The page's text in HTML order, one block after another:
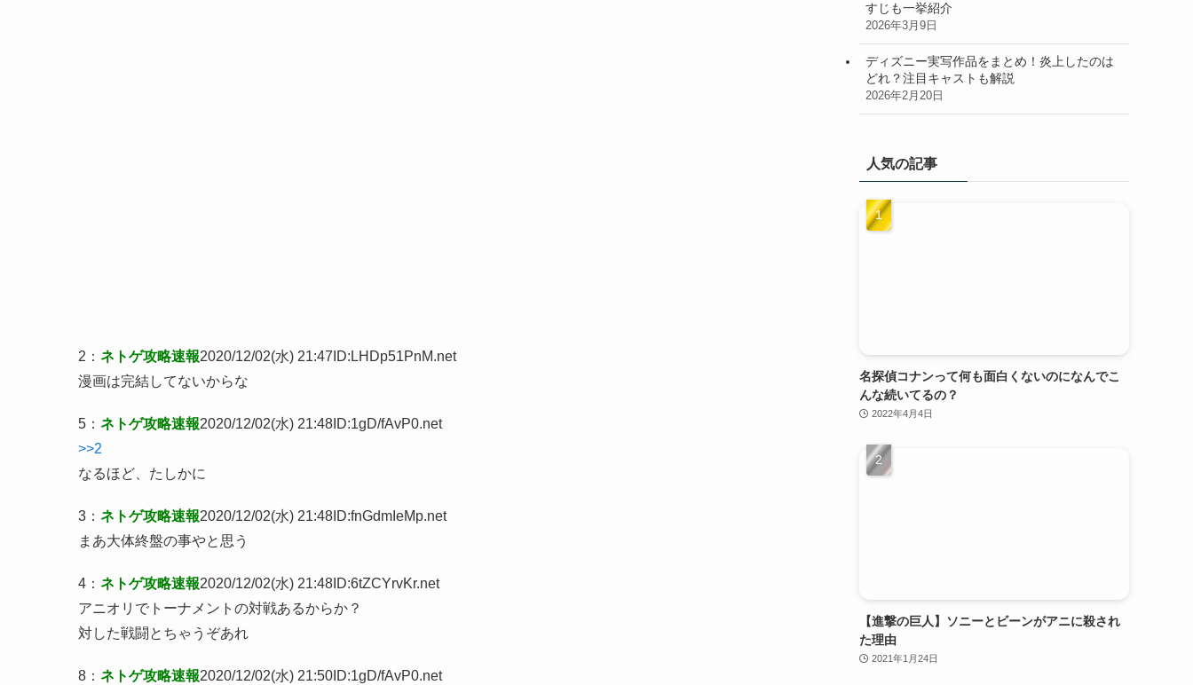
2 ： ネトゲ攻略速報2020/12/02(水) 21:47 ID:LHDp51PnM.net
漫画は完結してないからな
5 ： ネトゲ攻略速報2020/12/02(水) 21:48 ID:1gD/fAvP0.net
>>2
なるほど、たしかに
3 ： ネトゲ攻略速報2020/12/02(水) 21:48 ID:fnGdmIeMp.net
まあ大体終盤の事やと思う
4 ： ネトゲ攻略速報2020/12/02(水) 21:48 ID:6tZCYrvKr.net
アニオリでトーナメントの対戦あるからか？
対した戦闘とちゃうぞあれ
8 ： ネトゲ攻略速報2020/12/02(水) 21:50 ID:1gD/fAvP0.net
すじも一挙紹介
2026年3月9日
ディズニー実写作品をまとめ！炎上したのは
どれ？注目キャストも解説
2026年2月20日
人気の記事
名探偵コナンって何も面白くないのになんでこ
んな続いてるの？
2022年4月4日
【進撃の巨人】ソニーとビーンがアニに殺され
た理由
2021年1月24日